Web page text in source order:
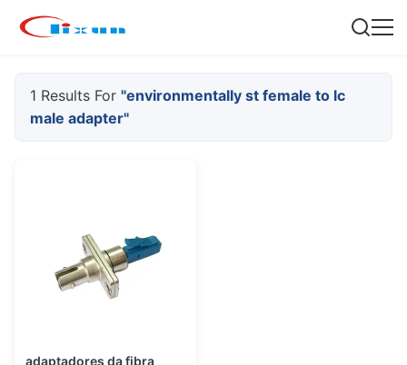
1 Results For "environmentally st female to lc
male adapter"
adaptadores da fibra